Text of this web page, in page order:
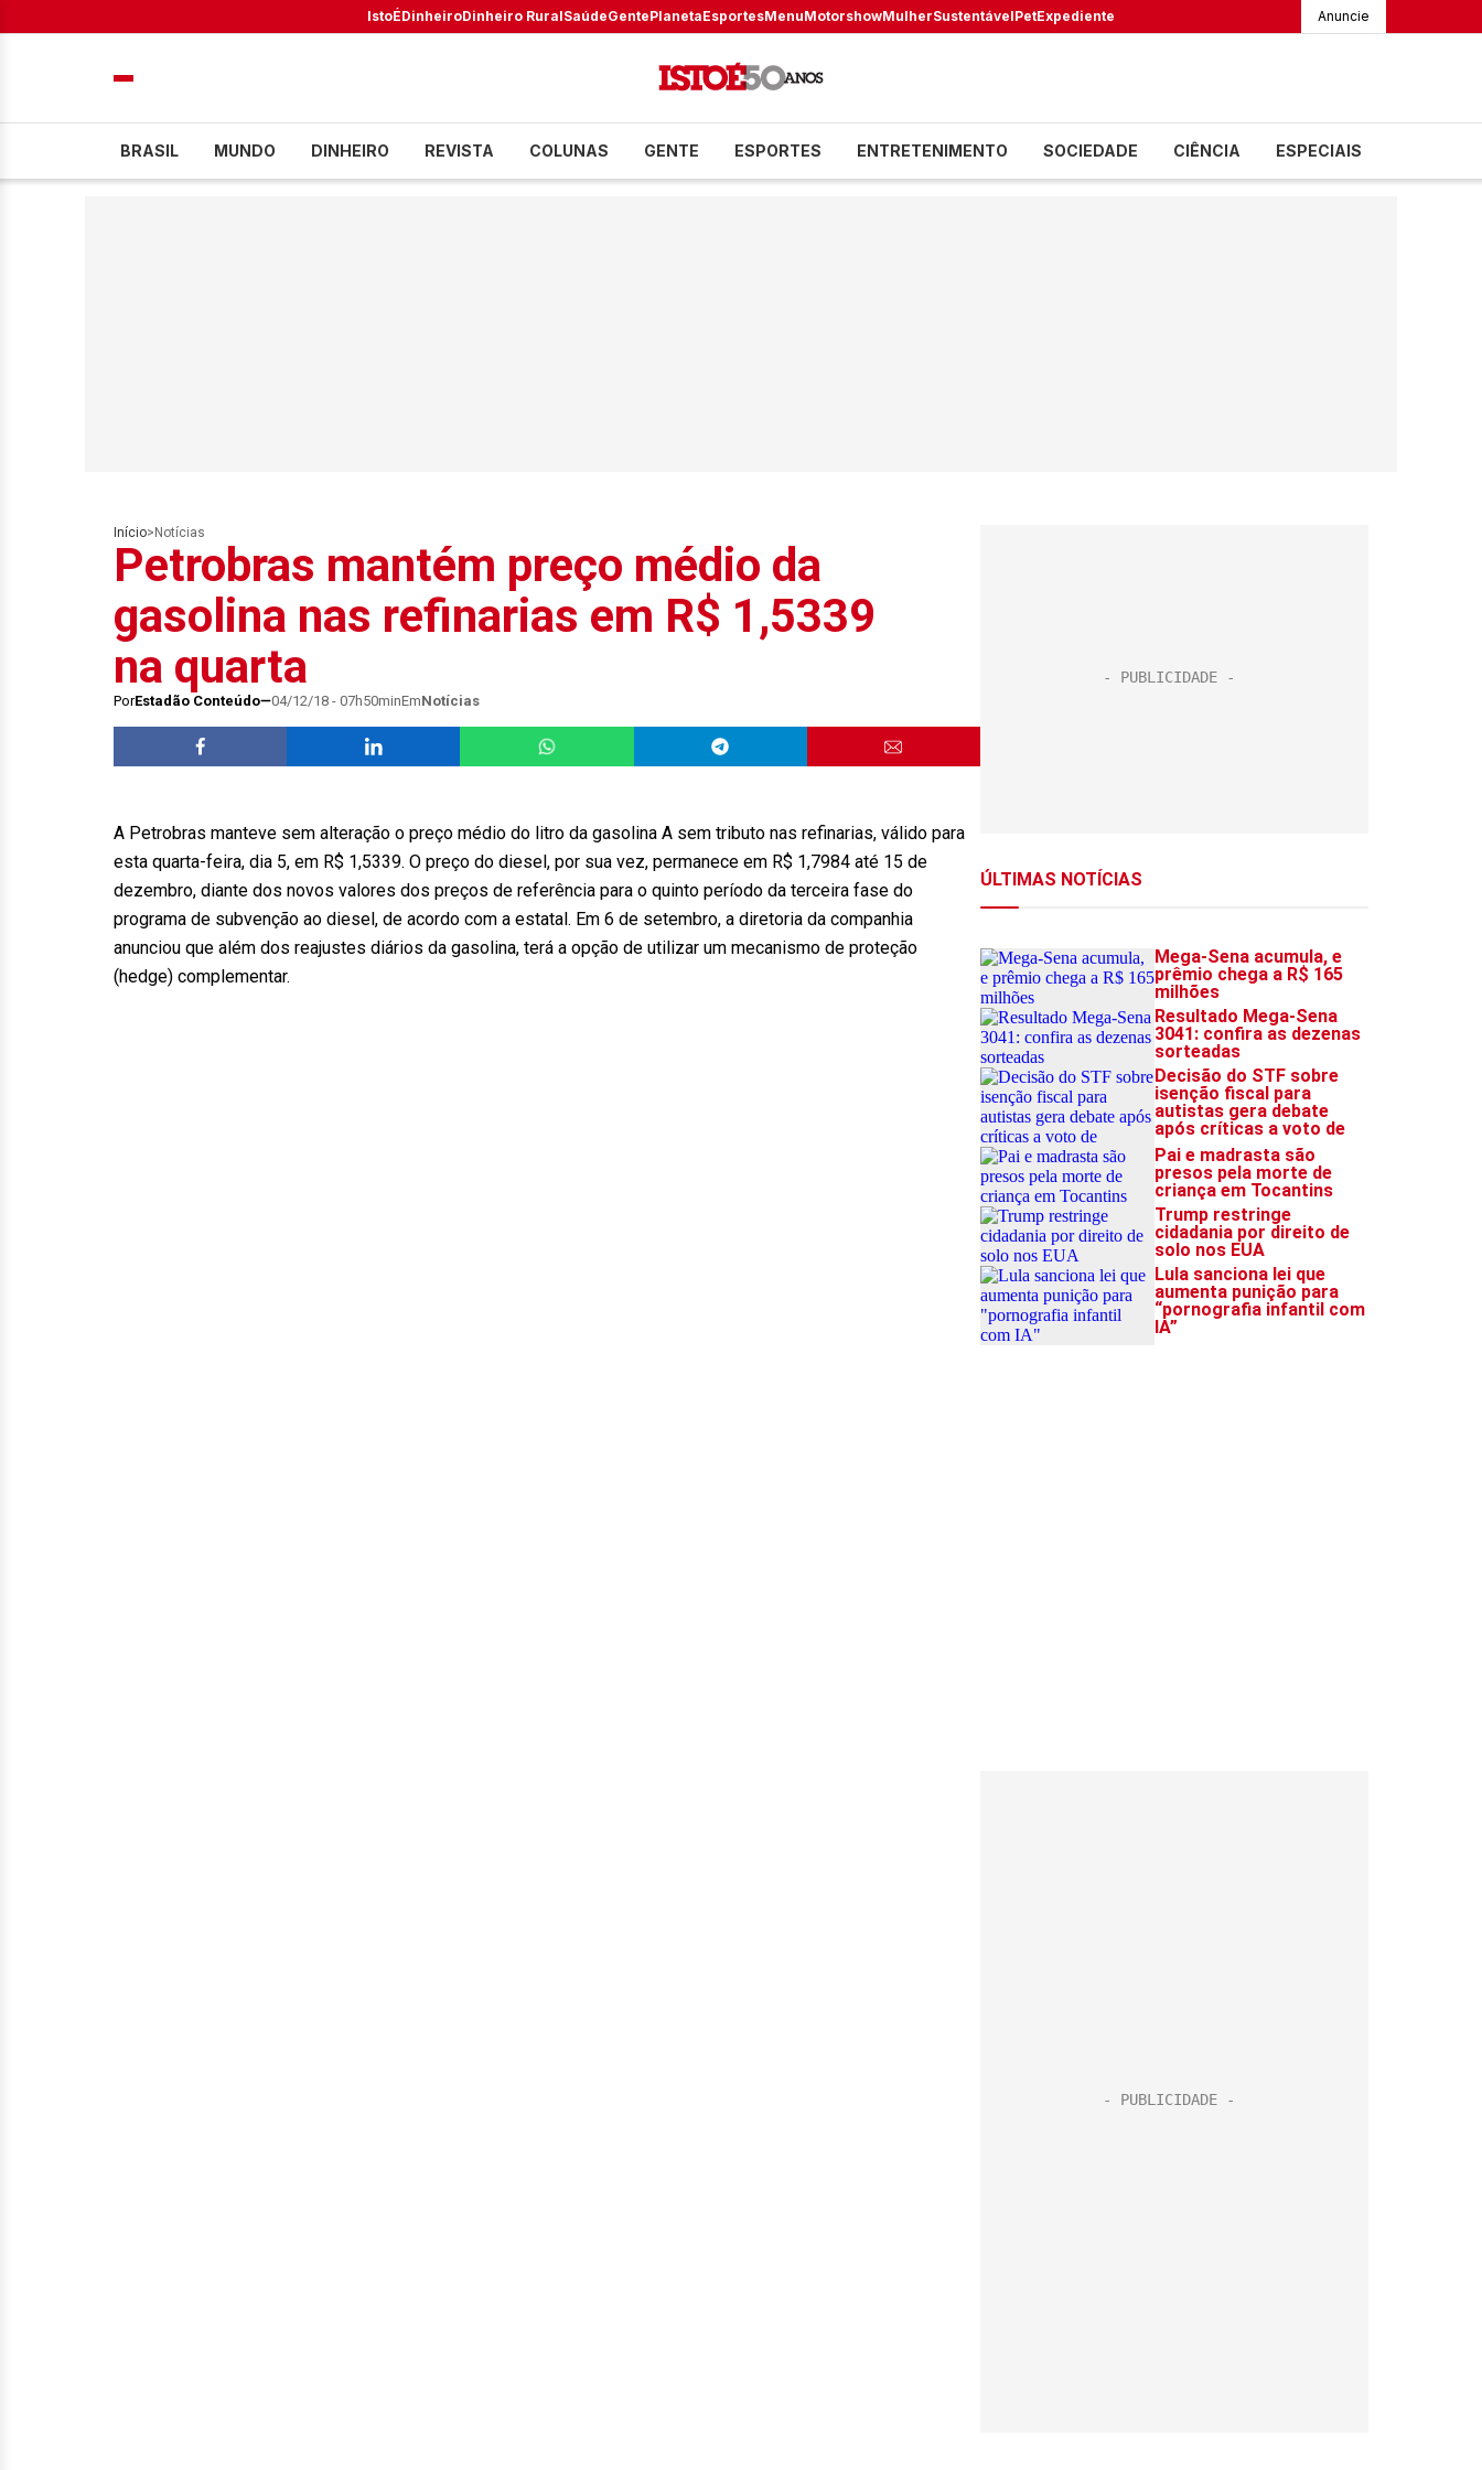
IstoÉDinheiroDinheiro RuralSaúdeGentePlanetaEsportesMenuMotorshowMulherSustentávelPetExpediente Anuncie
BRASIL MUNDO DINHEIRO REVISTA COLUNAS GENTE ESPORTES ENTRETENIMENTO SOCIEDADE CIÊNCIA ESPECIAIS
Início> Notícias
Petrobras mantém preço médio da
gasolina nas refinarias em R$ 1,5339
na quarta
PorEstadão Conteúdo 04/12/18 - 07h50minEmNotícias
A Petrobras manteve sem alteração o preço médio do litro da gasolina A sem tributo nas refinarias, válido para
esta quarta-feira, dia 5, em R$ 1,5339. O preço do diesel, por sua vez, permanece em R$ 1,7984 até 15 de
dezembro, diante dos novos valores dos preços de referência para o quinto período da terceira fase do
programa de subvenção ao diesel, de acordo com a estatal. Em 6 de setembro, a diretoria da companhia
anunciou que além dos reajustes diários da gasolina, terá a opção de utilizar um mecanismo de proteção
(hedge) complementar.